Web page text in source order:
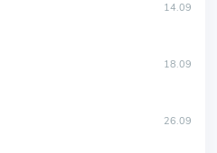
14.09
18.09
26.09